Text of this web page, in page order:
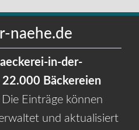
naehe.de
in-der-
22.000 Bäckereien
Einträge können
und aktualisiert